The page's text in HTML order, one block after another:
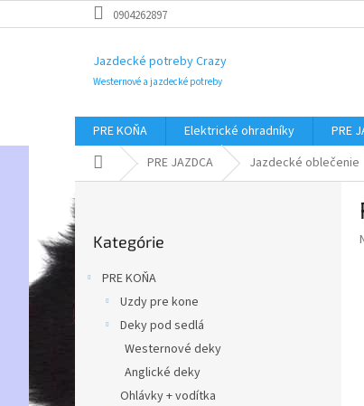
na
0904262897
Jazdecké potreby Crazy
Westernové a jazdecké potreby
PRE KOŇA Elektrické ohradníky PRE
DomovPRE JAZDCA Jazdecké oblečenie
o
č
n
kategórie
Kategórie
PRE KOŇA
Uzdy pre kone
Deky pod sedlá
Westernové deky
Anglické deky
Ohlávky + vodítka